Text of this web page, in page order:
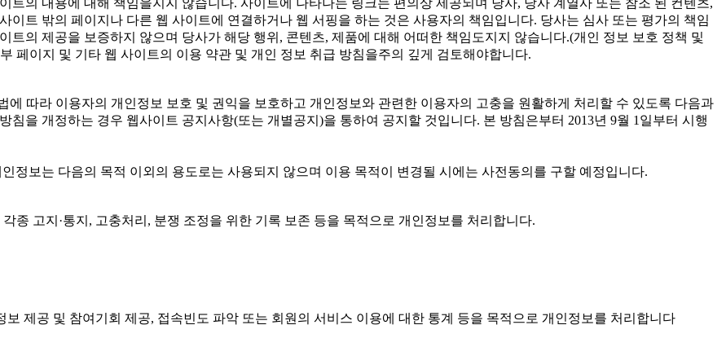
트의 내용에 대해 책임을지지 않습니다. 사이트에 나타나는 링크는 편의상 제공되며 당사, 당사 계열사 또는 참조 된 컨텐츠,
이트 밖의 페이지나 다른 웹 사이트에 연결하거나 웹 서핑을 하는 것은 사용자의 책임입니다. 당사는 심사 또는 평가의 책임
트의 제공을 보증하지 않으며 당사가 해당 행위, 콘텐츠, 제품에 대해 어떠한 책임도지지 않습니다.(개인 정보 보호 정책 및
페이지 및 기타 웹 사이트의 이용 약관 및 개인 정보 취급 방침을주의 깊게 검토해야합니다.
에 따라 이용자의 개인정보 보호 및 권익을 보호하고 개인정보와 관련한 이용자의 고충을 원활하게 처리할 수 있도록 다음과
을 개정하는 경우 웹사이트 공지사항(또는 개별공지)을 통하여 공지할 것입니다. 본 방침은부터 2013년 9월 1일부터 시행
정보는 다음의 목적 이외의 용도로는 사용되지 않으며 이용 목적이 변경될 시에는 사전동의를 구할 예정입니다.
종 고지·통지, 고충처리, 분쟁 조정을 위한 기록 보존 등을 목적으로 개인정보를 처리합니다.
제공 및 참여기회 제공, 접속빈도 파악 또는 회원의 서비스 이용에 대한 통계 등을 목적으로 개인정보를 처리합니다